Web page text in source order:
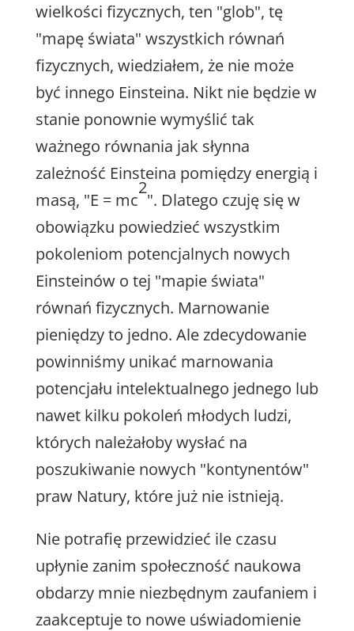
wielkości fizycznych, ten "glob", tę
"mapę świata" wszystkich równań
fizycznych, wiedziałem, że nie może
być innego Einsteina. Nikt nie będzie w
stanie ponownie wymyślić tak
ważnego równania jak słynna
zależność Einsteina pomiędzy energią i
masą, "E = mc
2
". Dlatego czuję się w
obowiązku powiedzieć wszystkim
pokoleniom potencjalnych nowych
Einsteinów o tej "mapie świata"
równań fizycznych. Marnowanie
pieniędzy to jedno. Ale zdecydowanie
powinniśmy unikać marnowania
potencjału intelektualnego jednego lub
nawet kilku pokoleń młodych ludzi,
których należałoby wysłać na
poszukiwanie nowych "kontynentów"
praw Natury, które już nie istnieją.
Nie potrafię przewidzieć ile czasu
upłynie zanim społeczność naukowa
obdarzy mnie niezbędnym zaufaniem i
zaakceptuje to nowe uświadomienie